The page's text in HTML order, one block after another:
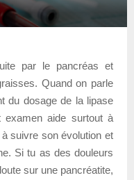
par le pancréas et
Quand on parle
du dosage de la lipase
examen aide surtout à
suivre son évolution et
Si tu as des douleurs
sur une pancréatite,